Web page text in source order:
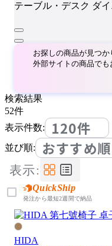
テーブル・デスク ダ
お探しの商品が見つか
外部サイトの商品でも
検索結果
52件
表示件数:
120件
並び順: おすすめ順
表示:
QuickShip
発注から最短2週間で納品
HIDA